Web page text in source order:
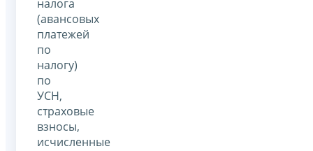
налога
(авансовых
платежей
по
налогу)
по
УСН,
страховые
взносы,
исчисленные